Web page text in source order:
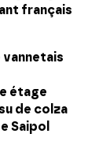
français
vannetais
étage
de colza
Saipol